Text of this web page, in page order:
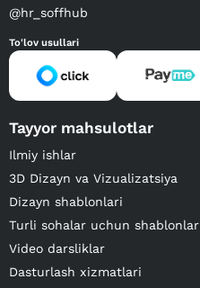
@hr_soffhub
To'lov usullari
Tayyor mahsulotlar
Ilmiy ishlar
3D Dizayn va Vizualizatsiya
Dizayn shablonlari
Turli sohalar uchun shablonlar
Video darsliklar
Dasturlash xizmatlari